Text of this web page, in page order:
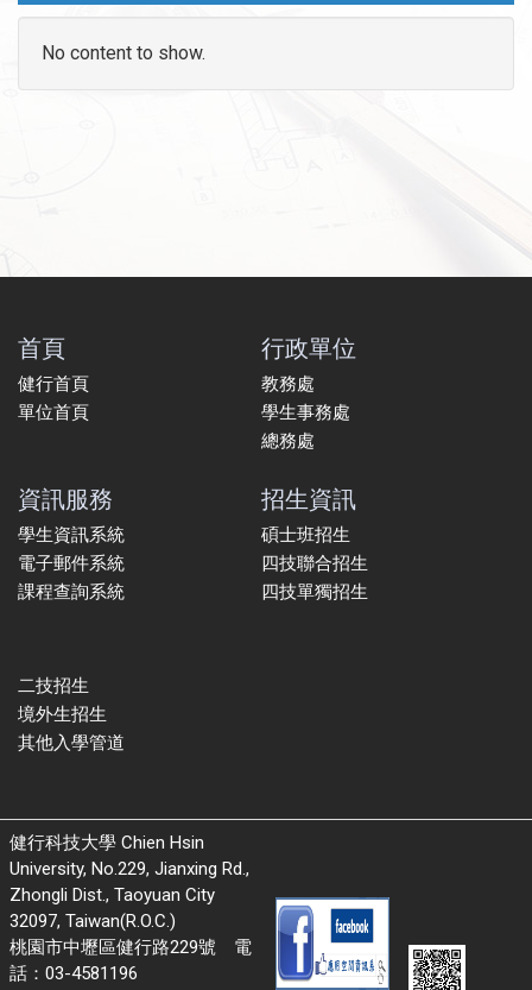
No content to show.
首頁
健行首頁
單位首頁
行政單位
教務處
學生事務處
總務處
資訊服務
學生資訊系統
電子郵件系統
課程查詢系統
招生資訊
碩士班招生
四技聯合招生
四技單獨招生
二技招生
境外生招生
其他入學管道
健行科技大學 Chien Hsin
University, No.229, Jianxing Rd.,
Zhongli Dist., Taoyuan City
32097, Taiwan(R.O.C.)
桃園市中壢區健行路229號 電
話：03-4581196